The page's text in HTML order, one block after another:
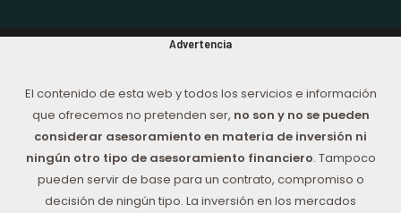
Advertencia
El contenido de esta web y todos los servicios e información
que ofrecemos no pretenden ser, no son y no se pueden
considerar asesoramiento en materia de inversión ni
ningún otro tipo de asesoramiento financiero. Tampoco
pueden servir de base para un contrato, compromiso o
decisión de ningún tipo. La inversión en los mercados